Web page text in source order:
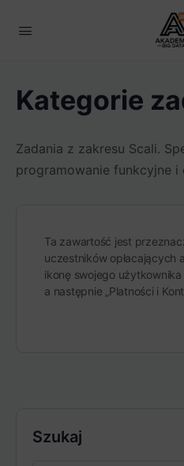
Kategorie
Zadania z zakresu Scali.
programowanie funkcyjne
Ta zawartość jest
uczestników opłacających
ikonę swojego
a następnie „Platności i
Szukaj